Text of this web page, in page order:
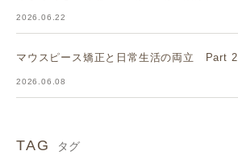
2026.06.22
マウスピース矯正と日常生活の両立 Part 2
2026.06.08
TAG タグ